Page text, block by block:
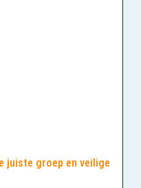
juiste groep en veilige